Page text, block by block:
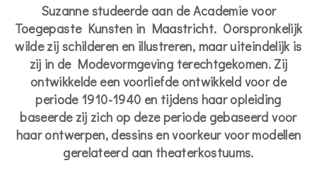
Suzanne studeerde aan de Academie voor
Toegepaste Kunsten in Maastricht. Oorspronkelijk
wilde zij schilderen en illustreren, maar uiteindelijk is
zij in de Modevormgeving terechtgekomen. Zij
ontwikkelde een voorliefde ontwikkeld voor de
periode 1910-1940 en tijdens haar opleiding
baseerde zij zich op deze periode gebaseerd voor
haar ontwerpen, dessins en voorkeur voor modellen
gerelateerd aan theaterkostuums.